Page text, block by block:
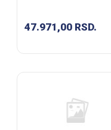
47.971,00 RSD.